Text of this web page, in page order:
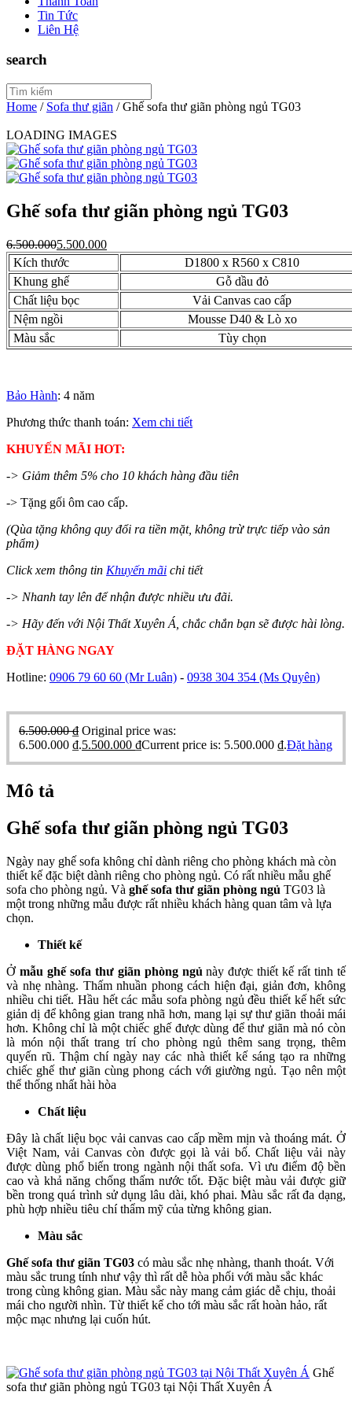
Tin Tức
Liên Hệ
search
Home / Sofa thư giãn /Ghế sofa thư giãn phòng ngủ TG03
LOADING IMAGES
Ghế sofa thư giãn phòng ngủ TG03
6.500.0005.500.000
Kích thước
D1800 x R560 x C810
Khung ghế
Gỗ dầu đỏ
Chất liệu bọc
Vải Canvas cao cấp
Nệm ngồi
Mousse D40 & Lò xo
Màu sắc
Tùy chọn
Bảo Hành: 4 năm
Phương thức thanh toán: Xem chi tiết
KHUYẾN MÃI HOT:
-> Giảm thêm 5% cho 10 khách hàng đầu tiên
-> Tặng gối ôm cao cấp.
(Qùa tặng không quy đổi ra tiền mặt, không trừ trực tiếp vào sản
phẩm)
Click xem thông tin Khuyến mãi chi tiết
-> Nhanh tay lên để nhận được nhiều ưu đãi.
-> Hãy đến với Nội Thất Xuyên Á, chắc chắn bạn sẽ được hài lòng.
ĐẶT HÀNG NGAY
Hotline: 0906 79 60 60 (Mr Luân) - 0938 304 354 (Ms Quyên)
6.500.000₫ Original price was:
6.500.000 ₫.5.500.000 ₫Current price is: 5.500.000 ₫.Đặt hàng
Mô tả
Ghế sofa thư giãn phòng ngủ TG03
Ngày nay ghế sofa không chỉ dành riêng cho phòng khách mà còn
thiết kế đặc biệt dành riêng cho phòng ngủ. Có rất nhiều mẫu ghế
sofa cho phòng ngủ. Và ghế sofa thư giãn phòng ngủ TG03 là
một trong những mẫu được rất nhiều khách hàng quan tâm và lựa
chọn.
Thiết kế
Ở mẫu ghế sofa thư giãn phòng ngủ này được thiết kế rất tinh tế
và nhẹ nhàng. Thấm nhuần phong cách hiện đại, giản đơn, không
nhiều chi tiết. Hầu hết các mẫu sofa phòng ngủ đều thiết kế hết sức
giản dị để không gian trang nhã hơn, mang lại sự thư giãn thoải mái
hơn. Không chỉ là một chiếc ghế được dùng để thư giãn mà nó còn
là món nội thất trang trí cho phòng ngủ thêm sang trọng, thêm
quyến rũ. Thậm chí ngày nay các nhà thiết kế sáng tạo ra những
chiếc ghế thư giãn cùng phong cách với giường ngủ. Tạo nên một
thể thống nhất hài hòa
Chất liệu
Đây là chất liệu bọc vải canvas cao cấp mềm mịn và thoáng mát. Ở
Việt Nam, vải Canvas còn được gọi là vải bố. Chất liệu vải này
được dùng phổ biến trong ngành nội thất sofa. Vì ưu điểm độ bền
cao và khả năng chống thấm nước tốt. Đặc biệt màu vải được giữ
bền trong quá trình sử dụng lâu dài, khó phai. Màu sắc rất đa dạng,
phù hợp nhiều tiêu chí thẩm mỹ của từng không gian.
Màu sắc
Ghế sofa thư giãn TG03 có màu sắc nhẹ nhàng, thanh thoát. Với
màu sắc trung tính như vậy thì rất dễ hòa phối với màu sắc khác
trong cùng không gian. Màu sắc này mang cảm giác dễ chịu, thoải
mái cho người nhìn. Từ thiết kế cho tới màu sắc rất hoàn hảo, rất
mộc mạc nhưng lại cuốn hút.
Ghế
sofa thư giãn phòng ngủ TG03 tại Nội Thất Xuyên Á